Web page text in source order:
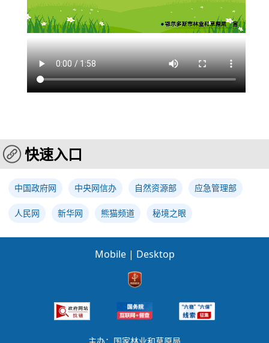
快速入口
中国政府网 中央网信办 自然资源部 应急管理部
人民网 新华网 熊猫频道 秘境之眼
Mobile | Desktop